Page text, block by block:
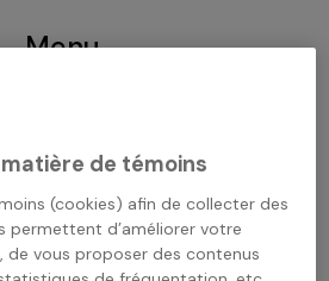
Menu
et intelligence
de témoins
(cookies) afin de collecter des
permettent d’améliorer votre
de vous proposer des contenus